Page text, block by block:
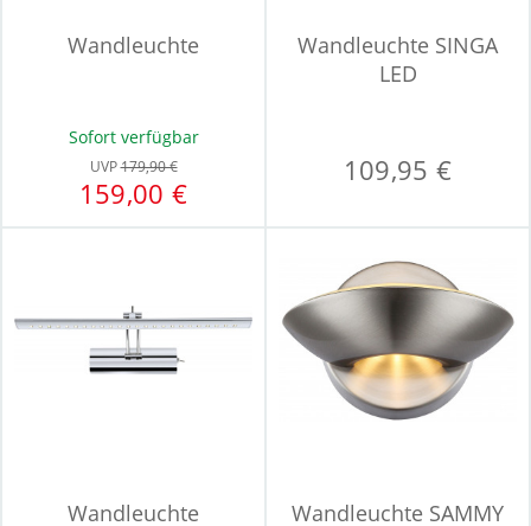
Wandleuchte
Sofort verfügbar
UVP179,90 €
159,00 €
Wandleuchte SINGA
LED
109,95 €
Wandleuchte
Wandleuchte SAMMY